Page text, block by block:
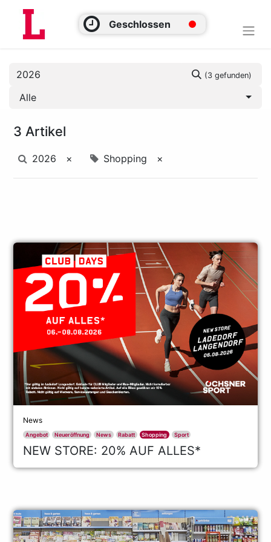
Geschlossen
Alle
(3 gefunden)
3 Artikel
2026 × Shopping ×
News
Angebot Neueröffnung News Rabatt Shopping Sport
NEW STORE: 20% AUF ALLES*